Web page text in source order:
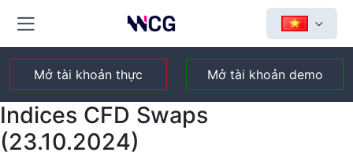
Mở tài khoản thực Mở tài khoản demo
Indices CFD Swaps
(23.10.2024)